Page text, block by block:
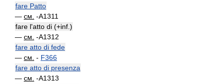
fare Patto
— см. -A1311
fare l'atto di (+inf.)
— см. -A1312
fare atto di fede
— см. - F366
fare atto di presenza
— см. -A1313